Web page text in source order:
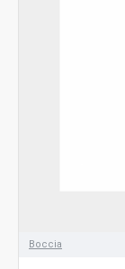
Boccia